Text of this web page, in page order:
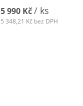
5 990 Kč/ ks
5 348,21 Kč bez DPH